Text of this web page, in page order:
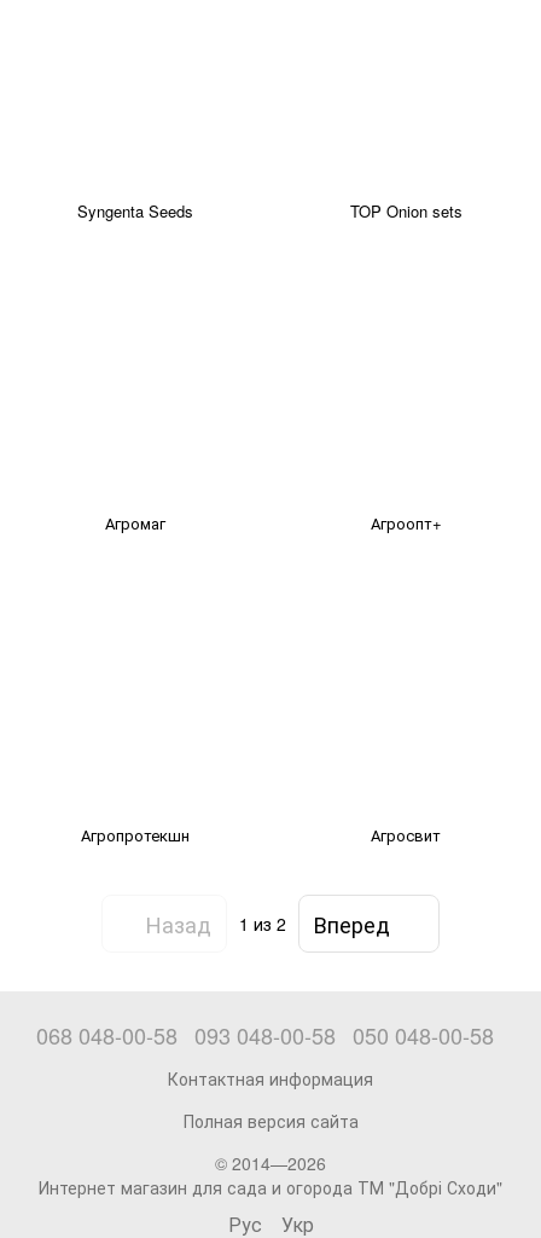
Syngenta Seeds TOP Onion sets
Агромаг Агроопт+
Агропротекшн Агросвит
Назад 1 из 2 Вперед
068 048-00-58 093 048-00-58 050 048-00-58
Контактная информация
Полная версия сайта
© 2014—2026
Интернет магазин для сада и огорода ТМ "Добрі Сходи"
Рус Укр